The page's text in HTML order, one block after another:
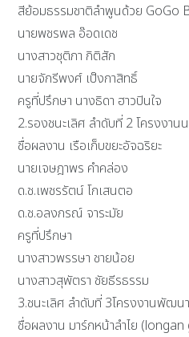
สีย้อมธรรมชาติลำพูนด้วย GoGo
นายพชรพล อ๊อดเดช
นางสาวชุติภา กิติสัก
นายจักรีพงศ์ เป็งกาสิทธิ์
ครูที่ปรึกษา นางธิดา ฮาวปินใจ
2.รองชนะเลิศ ลำดับที่ 2 โครงงาน
ชื่อผลงาน เรือเก็บขยะอัจฉริยะ
นายเจษฎาพร คำคล่อง
ด.ช.เพชรรัตน์ โกเสนตอ
ด.ช.อลงกรณ์ จาระมัย
ครูที่ปรึกษา
นางสาวพรรษา ชายน้อย
นางสาวสุพัตรา ชัยธีรธรรม
3.ชนะเลิศ ลำดับที่ 3โครงงานพัฒน
ชื่อผลงาน มาร์กหน้าลำไย